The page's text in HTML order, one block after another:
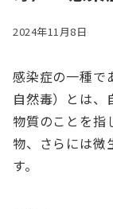
2024年11月8日
感染症の一種で
自然毒）とは、
物質のことを指
物、さらには微
す。